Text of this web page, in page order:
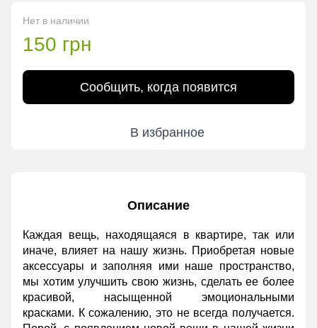
Нет в наличии
150 грн
Сообщить, когда появится
В избранное
Описание
Каждая вещь, находящаяся в квартире, так или
иначе, влияет на нашу жизнь. Приобретая новые
аксессуары и заполняя ими наше пространство,
мы хотим улучшить свою жизнь, сделать ее более
красивой, насыщенной эмоциональными
красками. К сожалению, это не всегда получается.